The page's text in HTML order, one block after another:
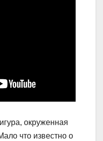
окруженная
что известно о